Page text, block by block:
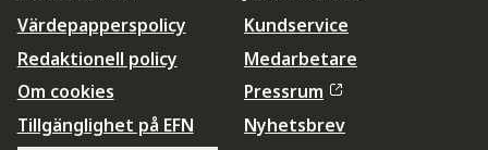
Värdepapperspolicy
Redaktionell policy
Om cookies
Tillgänglighet på EFN
Kundservice
Medarbetare
Pressrum
Nyhetsbrev